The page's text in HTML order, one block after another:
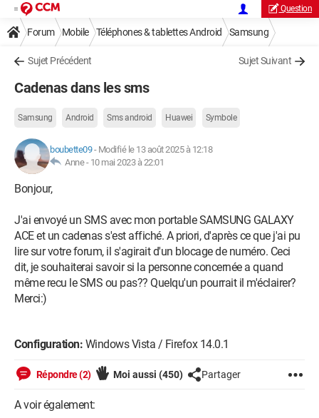
Question
Forum Mobile Téléphones & tablettes Android Samsung
Sujet Précédent Sujet Suivant
Cadenas dans les sms
Samsung Android Sms android Huawei Symbole
boubette09- Modifié le 13 août 2025 à 12:18
Anne - 10 mai 2023 à 22:01
Bonjour,
J'ai envoyé un SMS avec mon portable SAMSUNG GALAXY
ACE et un cadenas s'est affiché. A priori, d'après ce que j'ai pu
lire sur votre forum, il s'agirait d'un blocage de numéro. Ceci
dit, je souhaiterai savoir si la personne concernée a quand
même recu le SMS ou pas?? Quelqu'un pourrait il m'éclairer?
Merci:)
Configuration: Windows Vista / Firefox 14.0.1
Répondre (2) Moi aussi (450) Partager
A voir également: